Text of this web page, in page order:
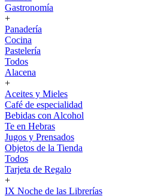
Gastronomía
+
Panadería
Cocina
Pastelería
Todos
Alacena
+
Aceites y Mieles
Café de especialidad
Bebidas con Alcohol
Te en Hebras
Jugos y Prensados
Objetos de la Tienda
Todos
Tarjeta de Regalo
+
IX Noche de las Librerías